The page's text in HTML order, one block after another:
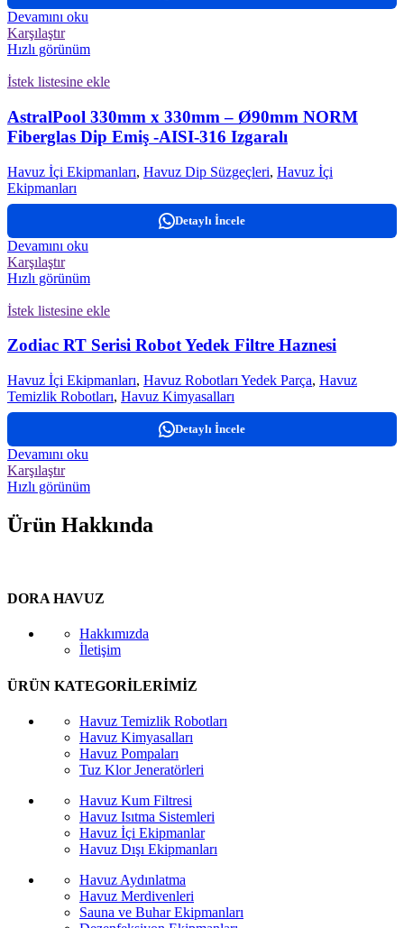
Devamını oku
Karşılaştır
Hızlı görünüm
İstek listesine ekle
AstralPool 330mm x 330mm – Ø90mm NORM
Fiberglas Dip Emiş -AISI-316 Izgaralı
Havuz İçi Ekipmanları, Havuz Dip Süzgeçleri, Havuz İçi
Ekipmanları
Detaylı İncele
Devamını oku
Karşılaştır
Hızlı görünüm
İstek listesine ekle
Zodiac RT Serisi Robot Yedek Filtre Haznesi
Havuz İçi Ekipmanları, Havuz Robotları Yedek Parça, Havuz
Temizlik Robotları, Havuz Kimyasalları
Detaylı İncele
Devamını oku
Karşılaştır
Hızlı görünüm
Ürün Hakkında
DORA HAVUZ
Hakkımızda
İletişim
ÜRÜN KATEGORİLERİMİZ
Havuz Temizlik Robotları
Havuz Kimyasalları
Havuz Pompaları
Tuz Klor Jeneratörleri
Havuz Kum Filtresi
Havuz Isıtma Sistemleri
Havuz İçi Ekipmanlar
Havuz Dışı Ekipmanları
Havuz Aydınlatma
Havuz Merdivenleri
Sauna ve Buhar Ekipmanları